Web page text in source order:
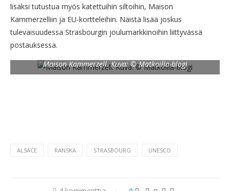
lisäksi tutustua myös katettuihin siltoihin, Maison
Kammerzelliin ja EU-kortteleihin. Näistä lisää joskus
tulevaisuudessa Strasbourgin joulumarkkinoihin liittyvässä
postauksessa.
Maison Kammerzell. Kuva: © Matkoilla-blogi
ALSACE RANSKA STRASBOURG UNESCO